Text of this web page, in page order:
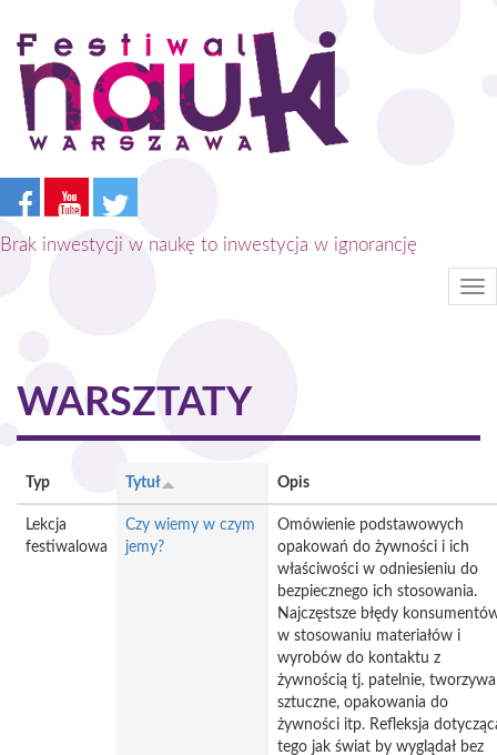
Przejdź
treści
Brak inwestycji w naukę to inwestycja w ignorancję
WARSZTATY
Typ Tytuł Opis
Lekcja
festiwalowa
Czy wiemy w czym
jemy?
Omówienie podstawowych
opakowań do żywności i ich
właściwości w odniesieniu do
bezpiecznego ich stosowania.
Najczęstsze błędy
w stosowaniu materiałów i
wyrobów do kontaktu z
żywnością tj. patelnie, tworzywa
sztuczne, opakowania do
żywności itp. Refleksja
tego jak świat by wyglądał bez